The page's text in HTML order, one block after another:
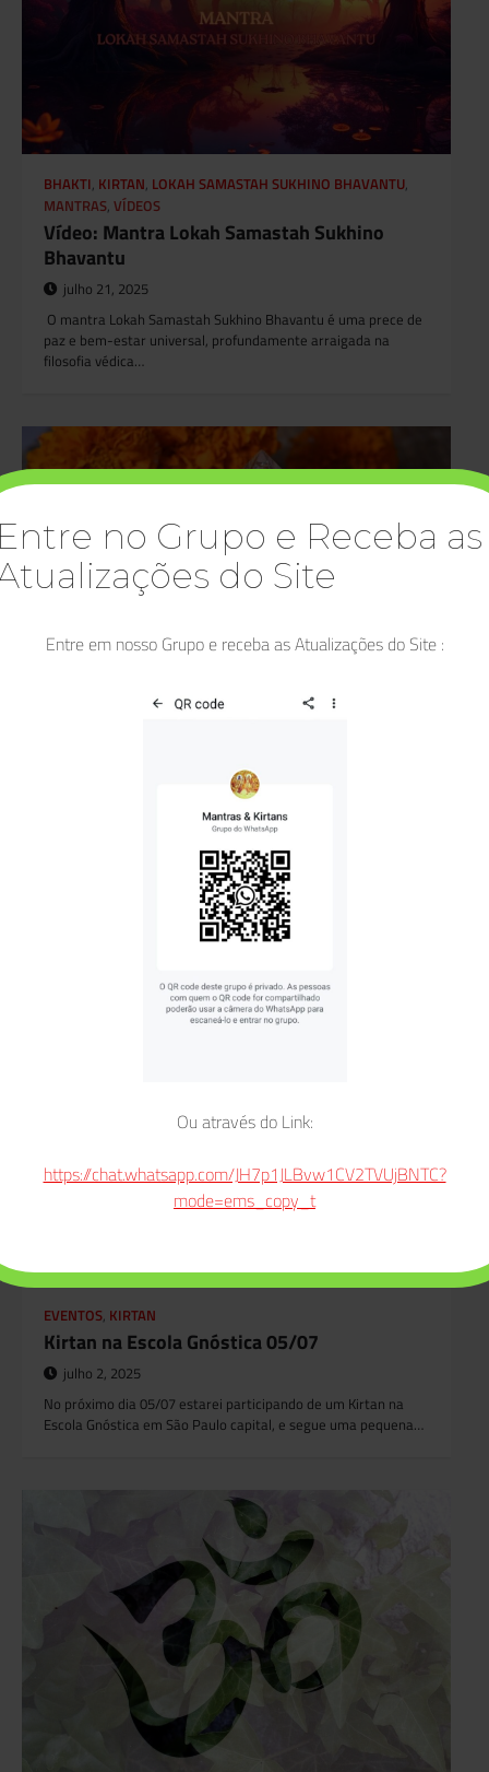
BHAKTI, KIRTAN, LOKAH SAMASTAH SUKHINO BHAVANTU,
MANTRAS, VÍDEOS
Vídeo: Mantra Lokah Samastah Sukhino
Bhavantu
julho 21, 2025
O mantra Lokah Samastah Sukhino Bhavantu é uma prece de
paz e bem-estar universal, profundamente arraigada na
filosofia védica…
Vídeo: Hare Krishna, Krishna Krishna Hare
O Mantra Hare Krishna, formalmente conhecido como Maha
Mantra (Grande Mantra), é um dos mantras mais célebres e
EVENTOS, KIRTAN
Kirtan na Escola Gnóstica 05/07
julho 2, 2025
No próximo dia 05/07 estarei participando de um Kirtan na
Escola Gnóstica em São Paulo capital, e segue uma pequena…
no Grupo e Receba as
do Site
Entre em nosso Grupo e receba as Atualizações do Site :
Ou através do Link:
https://chat.whatsapp.com/JH7p1JLBvw1CV2TVUjBNTC?
mode=ems_copy_t